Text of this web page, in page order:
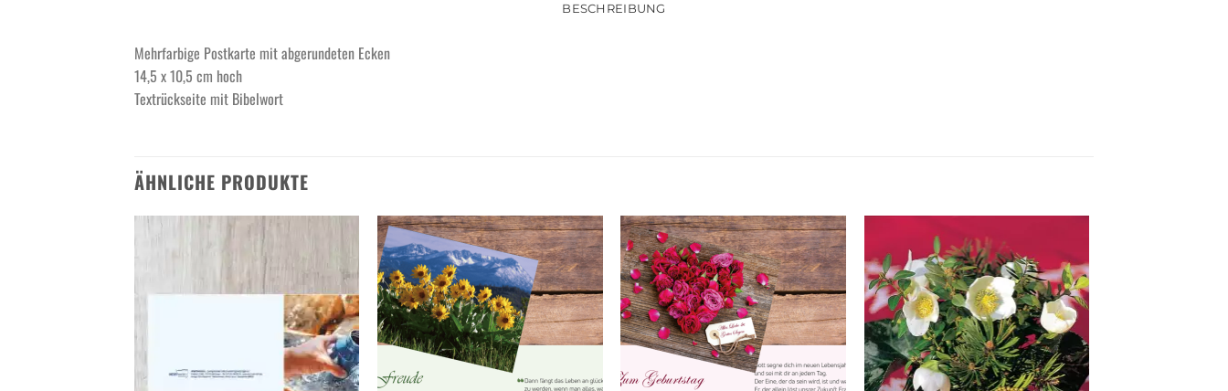
BESCHREIBUNG
Mehrfarbige Postkarte mit abgerundeten Ecken
14,5 x 10,5 cm hoch
Textrückseite mit Bibelwort
ÄHNLICHE PRODUKTE
Add to
wishlist
Add to
wishlist
Add to
wishlist
Add to
wishlist